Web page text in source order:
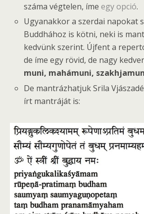
száma végtelen, ímeegy opció.
Ugyanakkor a szerdai napokat
Buddhához is kötni, neki is
kedvünk szerint. Újfent a
de íme egy rövid, de nagy
muni, mahámuni,
De mantrázhatjuk Srila
írt mantráját is: